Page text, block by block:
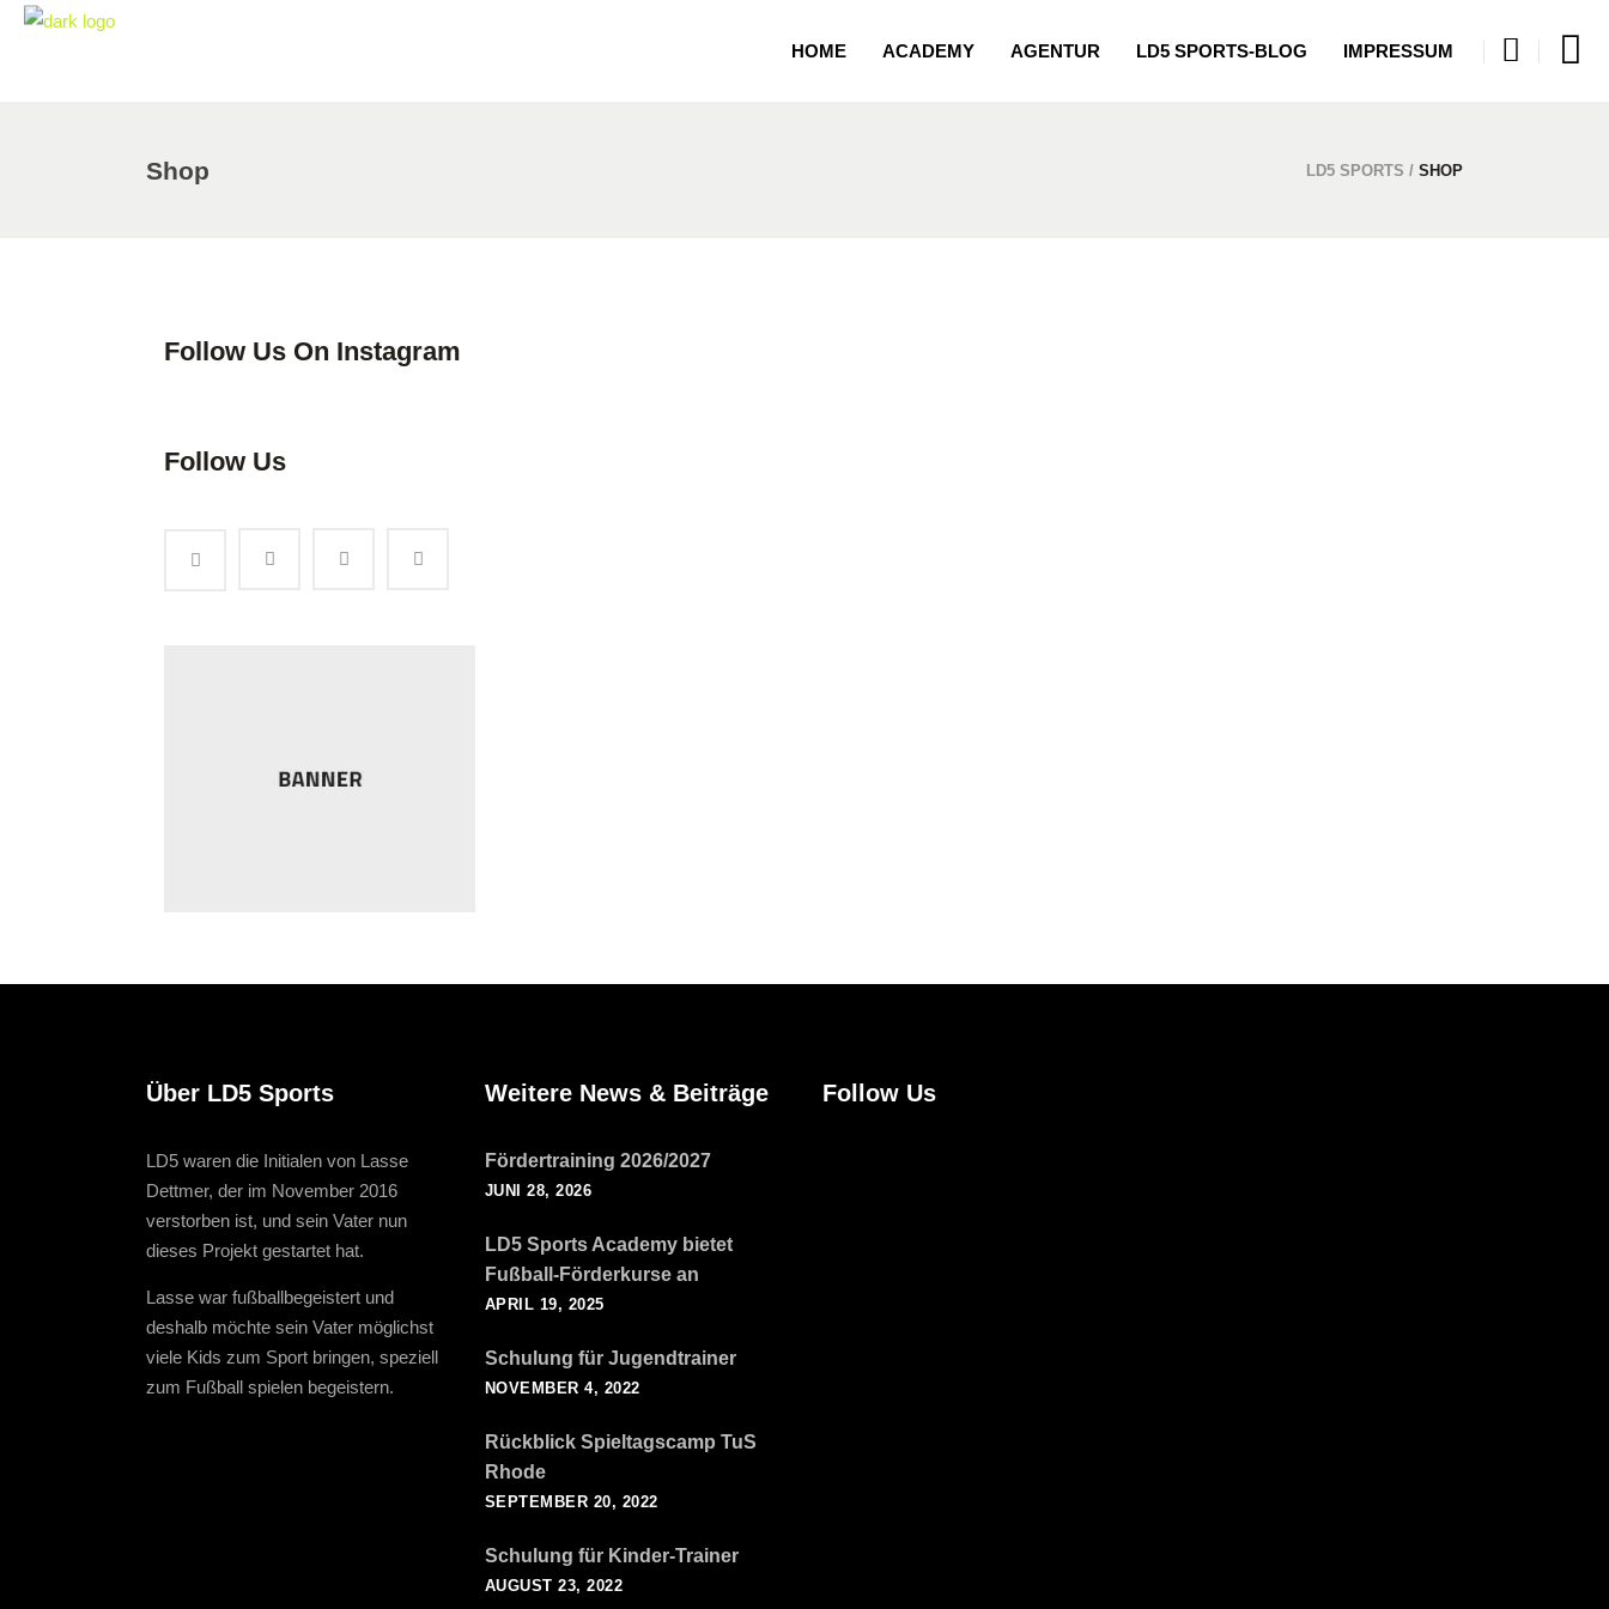
HOME ACADEMY AGENTUR LD5 SPORTS-BLOG IMPRESSUM
Shop LD5 SPORTS / SHOP
Follow Us On Instagram
Follow Us
Über LD5 Sports
LD5 waren die Initialen von Lasse
Dettmer, der im November 2016
verstorben ist, und sein Vater nun
dieses Projekt gestartet hat.
Lasse war fußballbegeistert und
deshalb möchte sein Vater möglichst
viele Kids zum Sport bringen, speziell
zum Fußball spielen begeistern.
Weitere News & Beiträge
Fördertraining 2026/2027
JUNI 28, 2026
LD5 Sports Academy bietet
Fußball-Förderkurse an
APRIL 19, 2025
Schulung für Jugendtrainer
NOVEMBER 4, 2022
Rückblick Spieltagscamp TuS
Rhode
SEPTEMBER 20, 2022
Schulung für Kinder-Trainer
AUGUST 23, 2022
Follow Us